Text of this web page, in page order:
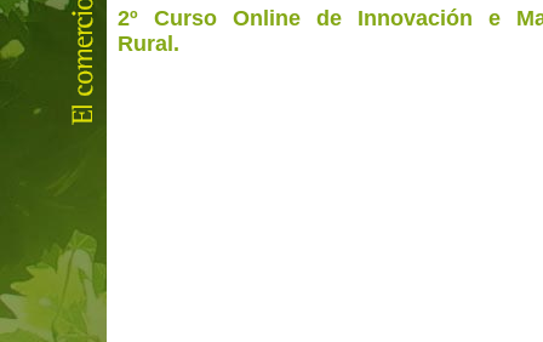
2º Curso Online de Innovación e
Rural.